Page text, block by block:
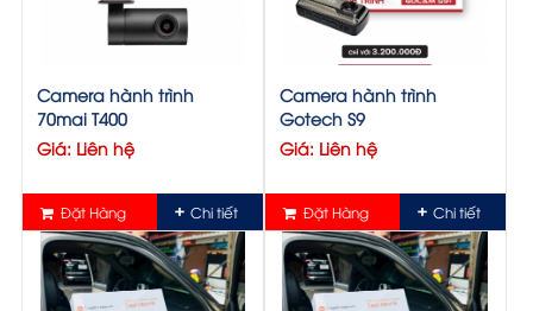
Camera hành trình
70mai T400
Giá: Liên hệ
Đặt Hàng Chi tiết
Camera hành trình
Gotech S9
Giá: Liên hệ
Đặt Hàng Chi tiết